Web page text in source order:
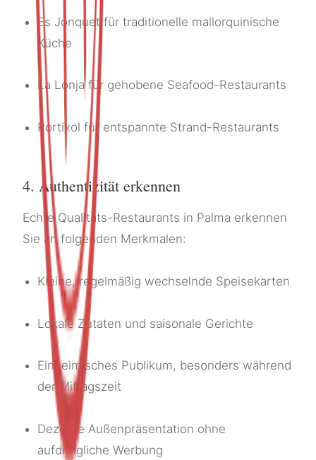
Es Jonquet für traditionelle mallorquinische
Küche
La Lonja für gehobene Seafood-Restaurants
Portixol für entspannte Strand-Restaurants
4. Authentizität erkennen
Echte Qualitäts-Restaurants in Palma erkennen
Sie an folgenden Merkmalen:
Kleine, regelmäßig wechselnde Speisekarten
Lokale Zutaten und saisonale Gerichte
Einheimisches Publikum, besonders während
der Mittagszeit
Dezente Außenpräsentation ohne
aufdringliche Werbung